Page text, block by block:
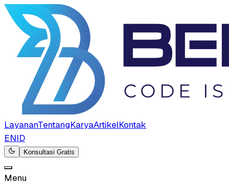
LayananTentangKaryaArtikelKontak
ENID
Konsultasi Gratis
Menu